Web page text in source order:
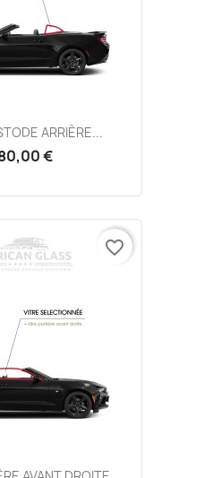
ARRIÈRE...
€
favorite_border